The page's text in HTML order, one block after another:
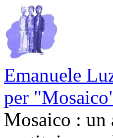
Emanuele
per
Mosaico : un